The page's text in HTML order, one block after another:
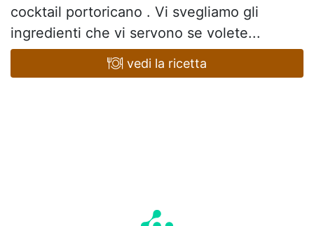
cocktail portoricano . Vi svegliamo gli
ingredienti che vi servono se volete...
vedi la ricetta